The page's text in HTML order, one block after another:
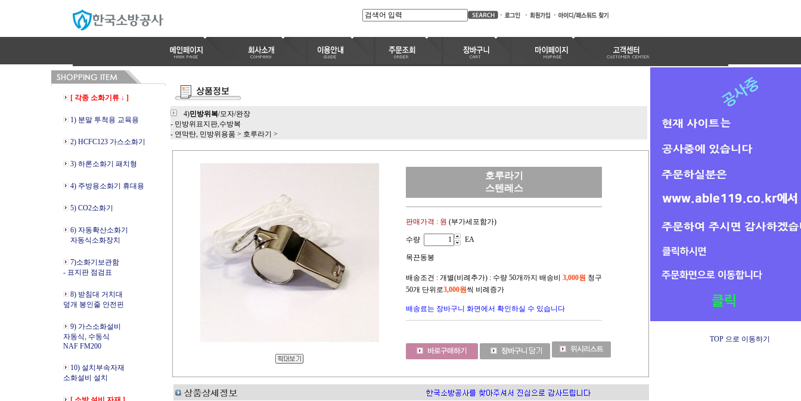
[ 각종 소화기류 ↓ ]
1) 분말 투척용 교육용
2) HCFC123 가스소화기
3) 하론소화기 패치형
4) 주방용소화기 휴대용
5) CO2소화기
6) 자동확산소화기
자동식소화장치
7)소화기보관함
- 표지판 점검표
8) 받침대 거치대
덮개 봉인줄 안전핀
9) 가스소화설비
자동식, 수동식
NAF FM200
10) 설치부속자재
소화설비 설치
4)민방위복/모자/완장
- 민방위표지판,수방복
- 연막탄, 민방위용품 > 호루라기 >
호루라기
스텐레스
판매가격 : 원 (부가세포함가)
수량 EA
목끈동봉
배송조건 : 개별(비례추가) : 수량 50개까지 배송비 3,000원 청구
50개 단위로3,000원씩 비례증가
배송료는 장바구니 화면에서 확인하실 수 있습니다
TOP 으로 이동하기